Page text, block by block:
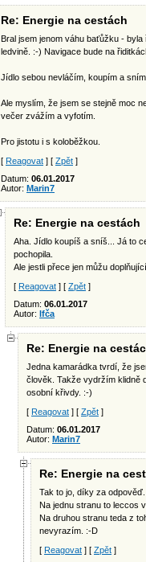
Re: Energie na cestách
Bral jsem jenom váhu baťůžku -
ledvině. :-) Navigace bude na
Jídlo sebou nevláčím, koupím a
Ale myslím, že jsem se stejně moc
večer zvážím a vyfotím.
Pro jistotu i s koloběžkou.
[ Reagovat ] [ Zpět ]
Datum: 06.01.2017
Autor: Marin7
Re: Energie na cestách
Aha. Jídlo koupíš a sníš... Já to
pochopila.
Ale jestli přece jen můžu
[ Reagovat ] [ Zpět ]
Datum: 06.01.2017
Autor: Ifča
Re: Energie na
Jedna kamarádka tvrdí, že
člověk. Takže vydržím klidně
osobní křivdy. :-)
[ Reagovat ] [ Zpět ]
Datum: 06.01.2017
Autor: Marin7
Re: Energie na
Tak to jo, díky za odpověď.
Na jednu stranu to leccos
Na druhou stranu teda z
nevyrazím. :-D
[ Reagovat ] [ Zpět ]